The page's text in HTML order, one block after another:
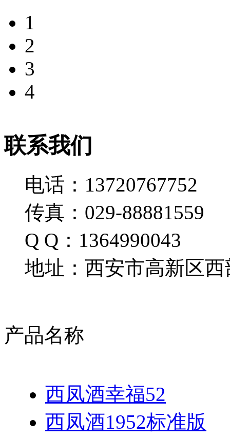
1
2
3
4
联系我们
电话：13720767752
传真：029-88881559
Q Q：1364990043
地址：西安市高新区西
产品名称
西凤酒幸福52
西凤酒1952标准版